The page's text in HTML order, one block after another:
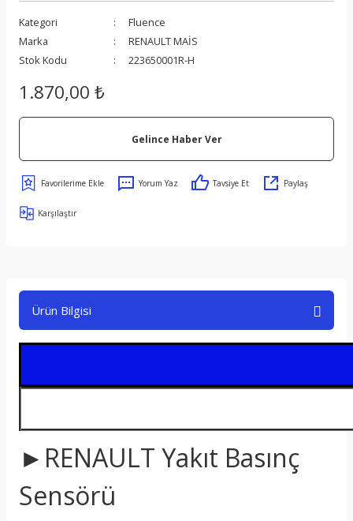
Kategori
Fluence
Marka
RENAULT MAİS
Stok Kodu
223650001R-H
1.870,00 ₺
Gelince Haber Ver
Yorum Yaz Tavsiye Et Paylaş
Karşılaştır
Ürün Bilgisi
►RENAULT Yakıt Basınç
Sensörü